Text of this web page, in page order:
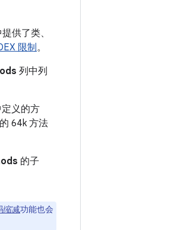
供了类、
限制。
列中列
义的方
64k 方法
的子
缩减功能也会